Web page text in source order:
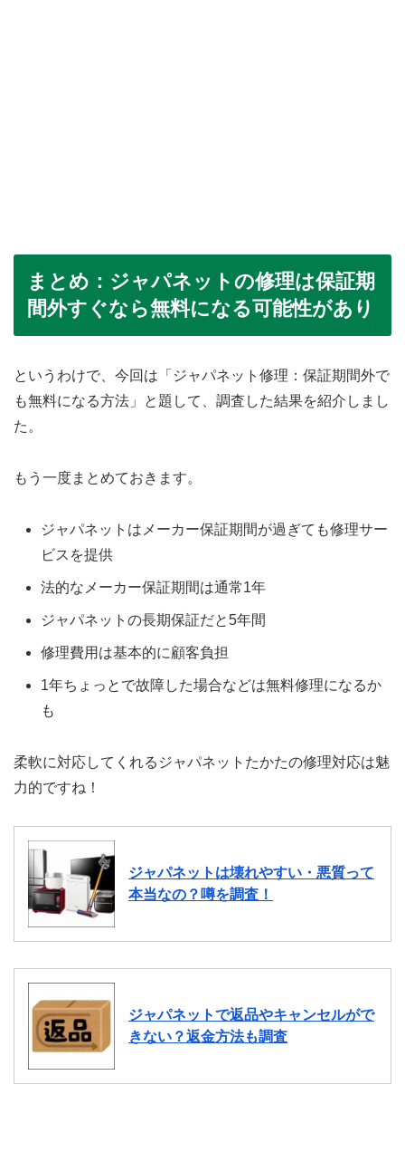
まとめ：ジャパネットの修理は保証期
間外すぐなら無料になる可能性があり
というわけで、今回は「ジャパネット修理：保証期間外で
も無料になる方法」と題して、調査した結果を紹介しまし
た。
もう一度まとめておきます。
ジャパネットはメーカー保証期間が過ぎても修理サー
ビスを提供
法的なメーカー保証期間は通常1年
ジャパネットの長期保証だと5年間
修理費用は基本的に顧客負担
1年ちょっとで故障した場合などは無料修理になるか
も
柔軟に対応してくれるジャパネットたかたの修理対応は魅
力的ですね！
ジャパネットは壊れやすい・悪質って
本当なの？噂を調査！
ジャパネットで返品やキャンセルがで
きない？返金方法も調査